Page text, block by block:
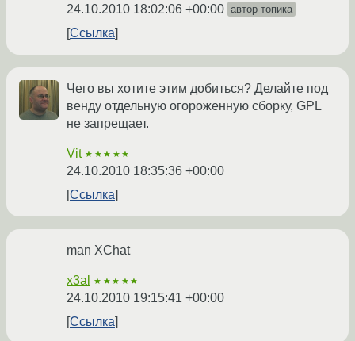
24.10.2010 18:02:06 +00:00 автор топика
Ссылка
Чего вы хотите этим добиться? Делайте под
венду отдельную огороженную сборку, GPL
не запрещает.
Vit ★★★★★
24.10.2010 18:35:36 +00:00
Ссылка
man XChat
x3al ★★★★★
24.10.2010 19:15:41 +00:00
Ссылка